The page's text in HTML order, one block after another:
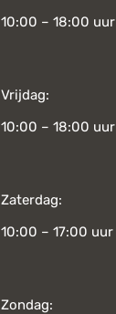
10:00 – 18:00 uur
Vrijdag:
10:00 – 18:00 uur
Zaterdag:
10:00 – 17:00 uur
Zondag: